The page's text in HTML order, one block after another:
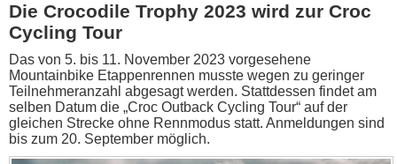
Die Crocodile Trophy 2023 wird zur Croc
Cycling Tour
Das von 5. bis 11. November 2023 vorgesehene
Mountainbike Etappenrennen musste wegen zu geringer
Teilnehmeranzahl abgesagt werden. Stattdessen findet am
selben Datum die „Croc Outback Cycling Tour“ auf der
gleichen Strecke ohne Rennmodus statt. Anmeldungen sind
bis zum 20. September möglich.